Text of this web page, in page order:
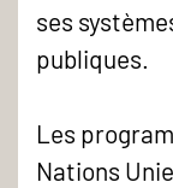
ses
publiques.
Les
Nations